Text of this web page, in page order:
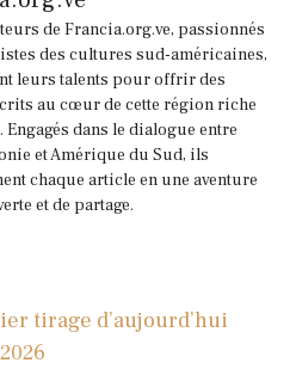
de Francia.org.ve, passionnés
des cultures sud-américaines,
leurs talents pour offrir des
au cœur de cette région riche
Engagés dans le dialogue entre
et Amérique du Sud, ils
chaque article en une aventure
et de partage.
tirage d’aujourd’hui